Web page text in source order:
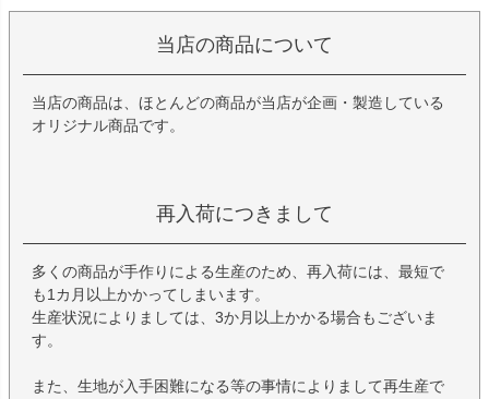
当店の商品について
当店の商品は、ほとんどの商品が当店が企画・製造している
オリジナル商品です。
再入荷につきまして
多くの商品が手作りによる生産のため、再入荷には、最短で
も1カ月以上かかってしまいます。
生産状況によりましては、3か月以上かかる場合もございま
す。
また、生地が入手困難になる等の事情によりまして再生産で